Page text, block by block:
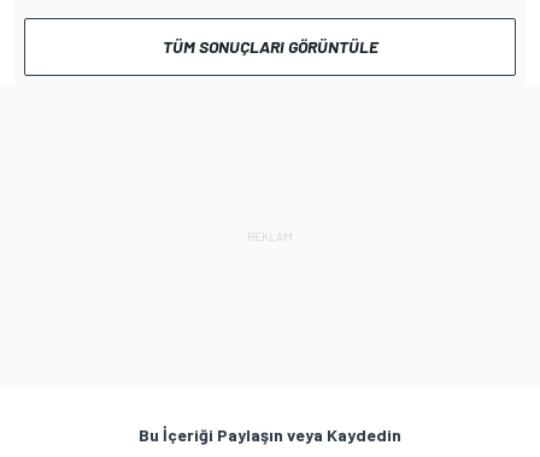
TÜM SONUÇLARI GÖRÜNTÜLE
Bu İçeriği Paylaşın veya Kaydedin